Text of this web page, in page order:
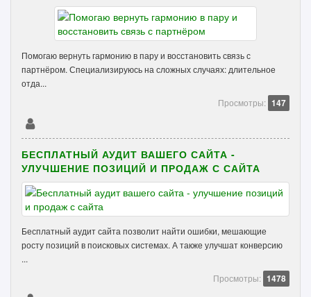
Помогаю вернуть гармонию в пару и восстановить связь с
партнёром. Специализируюсь на сложных случаях: длительное
отда...
Просмотры: 147
БЕСПЛАТНЫЙ АУДИТ ВАШЕГО САЙТА -
УЛУЧШЕНИЕ ПОЗИЦИЙ И ПРОДАЖ С САЙТА
Бесплатный аудит сайта позволит найти ошибки, мешающие
росту позиций в поисковых системах. А также улучшат конверсию
...
Просмотры: 1478